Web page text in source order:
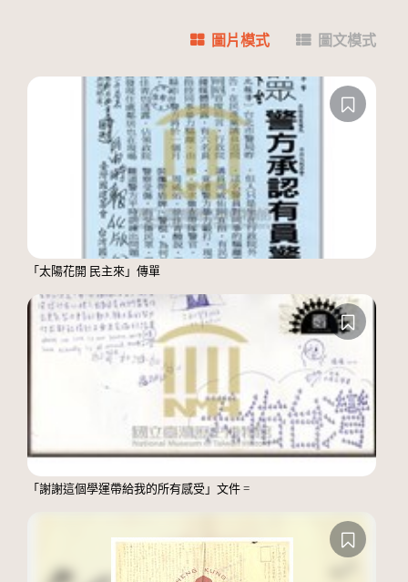
圖片模式 圖文模式
「太陽花開 民主來」傳單
「謝謝這個學運帶給我的所有感受」文件 =